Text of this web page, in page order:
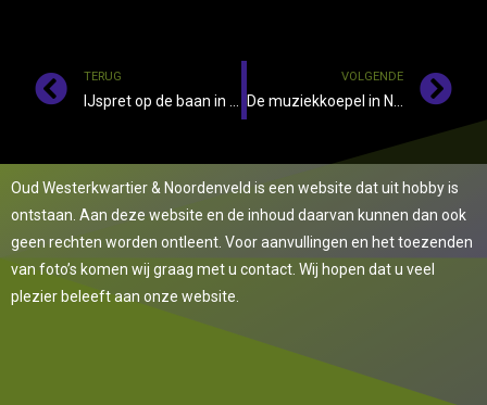
TERUG VOLGENDE
Oud Westerkwartier & Noordenveld is een website dat uit hobby is
ontstaan. Aan deze website en de inhoud daarvan kunnen dan ook
geen rechten worden ontleent. Voor aanvullingen en het toezenden
van foto’s komen wij graag met u contact. Wij hopen dat u veel
plezier beleeft aan onze website.